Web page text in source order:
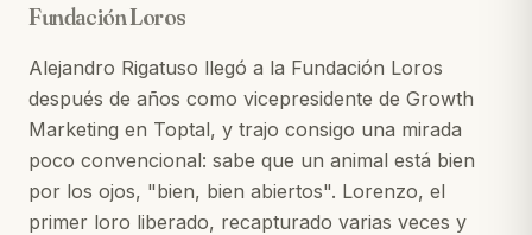
Fundación Loros
Alejandro Rigatuso llegó a la Fundación Loros
después de años como vicepresidente de Growth
Marketing en Toptal, y trajo consigo una mirada
poco convencional: sabe que un animal está bien
por los ojos, "bien, bien abiertos". Lorenzo, el
primer loro liberado, recapturado varias veces y